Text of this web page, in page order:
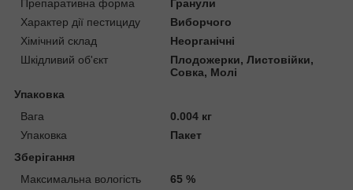
Препаративна форма
Гранули
Характер дії пестициду
Виборчого
Хімічний склад
Неорганічні
Шкідливий об'єкт
Плодожерки, Листовійки,
Совка, Молі
Упаковка
Вага
0.004 кг
Упаковка
Пакет
Зберігання
Максимальна вологість
65 %